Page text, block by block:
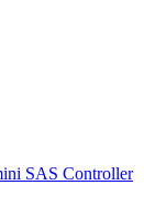
SAS Controller